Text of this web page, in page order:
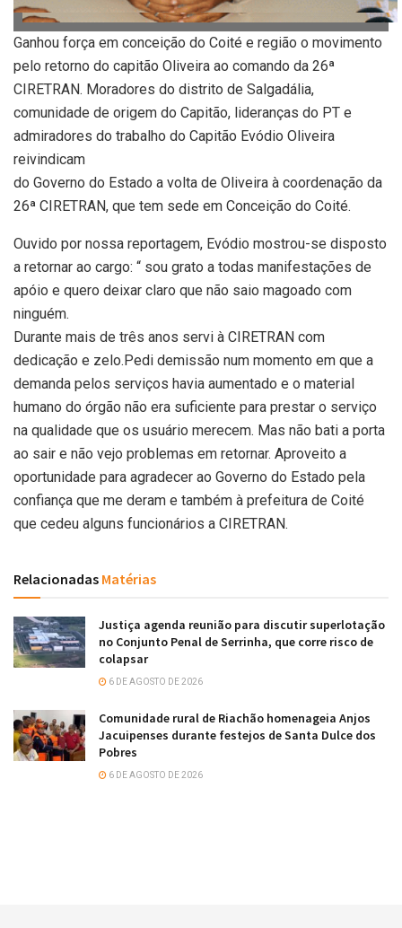
Ganhou força em conceição do Coité e região o movimento
pelo retorno do capitão Oliveira ao comando da 26ª
CIRETRAN. Moradores do distrito de Salgadália,
comunidade de origem do Capitão, lideranças do PT e
admiradores do trabalho do Capitão Evódio Oliveira
reivindicam
do Governo do Estado a volta de Oliveira à coordenação da
26ª CIRETRAN, que tem sede em Conceição do Coité.
Ouvido por nossa reportagem, Evódio mostrou-se disposto
a retornar ao cargo: “ sou grato a todas manifestações de
apóio e quero deixar claro que não saio magoado com
ninguém.
Durante mais de três anos servi à CIRETRAN com
dedicação e zelo.Pedi demissão num momento em que a
demanda pelos serviços havia aumentado e o material
humano do órgão não era suficiente para prestar o serviço
na qualidade que os usuário merecem. Mas não bati a porta
ao sair e não vejo problemas em retornar. Aproveito a
oportunidade para agradecer ao Governo do Estado pela
confiança que me deram e também à prefeitura de Coité
que cedeu alguns funcionários a CIRETRAN.
Relacionadas Matérias
Justiça agenda reunião para discutir superlotação
no Conjunto Penal de Serrinha, que corre risco de
colapsar
6 DE AGOSTO DE 2026
Comunidade rural de Riachão homenageia Anjos
Jacuipenses durante festejos de Santa Dulce dos
Pobres
6 DE AGOSTO DE 2026